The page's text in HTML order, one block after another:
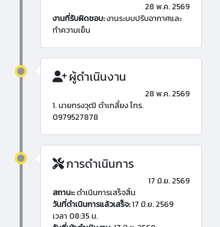
28 พ.ค. 2569
งานที่รับผิดชอบ:งานระบบปรับอากาศและ
ทำความเย็น
ผู้ดำเนินงาน
28 พ.ค. 2569
1. นายทรงวุฒิ ดำเกลี้ยง โทร.
0979527878
การดำเนินการ
17 มิ.ย. 2569
สถานะ:ดำเนินการเสร็จสิ้น
วันที่ดำเนินการแล้วเสร็จ:17 มิ.ย. 2569
เวลา 08:35 น.